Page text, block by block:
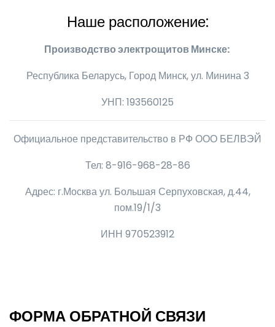
Наше расположение:
Производство электрощитов Минске:
Республика Беларусь, Город Минск, ул. Минина 3
УНП: 193560125
Официальное представительство в РФ ООО БЕЛВЭЙ
Тел: 8-916-968-28-86
Адрес: г.Москва ул. Большая Серпуховская, д.44,
пом.19/1/3
ИНН 970523912
ФОРМА ОБРАТНОЙ СВЯЗИ